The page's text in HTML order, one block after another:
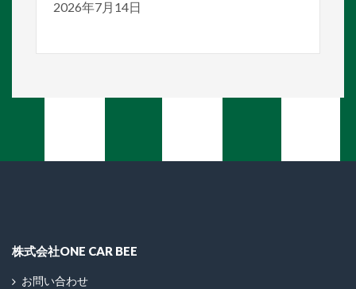
2026年7月14日
株式会社ONE CAR BEE
お問い合わせ